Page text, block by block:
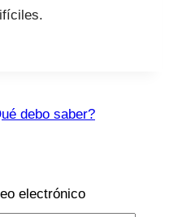
debo saber?
– Entrevista con
electrónico